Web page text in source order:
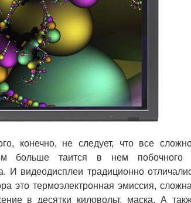
конечно, не следует, что все
больше таится в нем побочного
И видеодисплеи традиционно
это термоэлектронная эмиссия,
в десятки киловольт, маска. А